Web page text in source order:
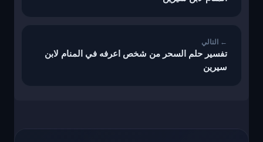
تفسير حلم السحر من شخص اعرفه في المنام لابن
سيرين